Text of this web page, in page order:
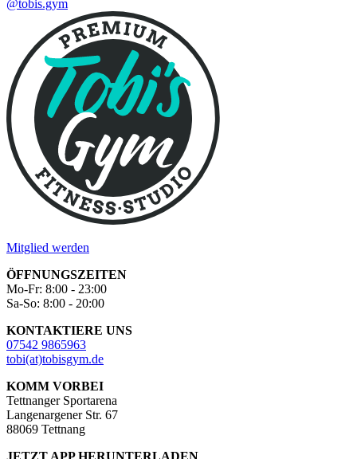
@tobis.gym
Mitglied werden
ÖFFNUNGSZEITEN
Mo-Fr: 8:00 - 23:00
Sa-So: 8:00 - 20:00
KONTAKTIERE UNS
07542 9865963
tobi(at)tobisgym.de
KOMM VORBEI
Tettnanger Sportarena
Langenargener Str. 67
88069 Tettnang